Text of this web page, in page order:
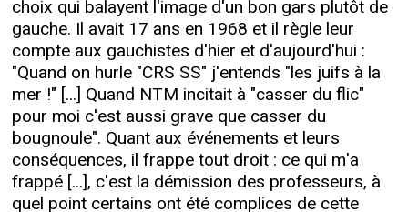
choix qui balayent l'image d'un bon gars plutôt de
gauche. Il avait 17 ans en 1968 et il règle leur
compte aux gauchistes d'hier et d'aujourd'hui :
"Quand on hurle "CRS SS" j'entends "les juifs à la
mer !" [...] Quand NTM incitait à "casser du flic"
pour moi c'est aussi grave que casser du
bougnoule". Quant aux événements et leurs
conséquences, il frappe tout droit : ce qui m'a
frappé [...], c'est la démission des professeurs, à
quel point certains ont été complices de cette